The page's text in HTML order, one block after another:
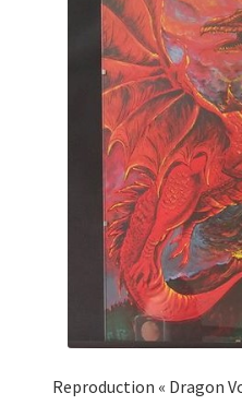
Reproduction « Dragon